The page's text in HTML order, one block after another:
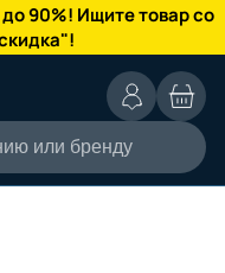
90%! Ищите товар со
или бренду